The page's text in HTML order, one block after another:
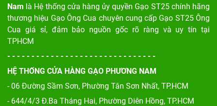
Nam là Hệ thống cửa hàng ủy quyền Gạo ST25 chính hãng
thương hiệu Gạo Ông Cua chuyên cung cấp Gạo ST25 Ông
Cua giá sỉ, đảm bảo nguồn gốc rõ ràng và uy tín tại
TPHCM
- - - - - - - - - - - - - - - - - - - - - - - - - - - - - - -
HỆ THỐNG CỬA HÀNG GẠO PHƯƠNG NAM
- 06 Đường Sầm Sơn, Phường Tân Sơn Nhất, TP.HCM
- 644/4/3 Đ.Ba Tháng Hai, Phường Diên Hồng, TP.HCM